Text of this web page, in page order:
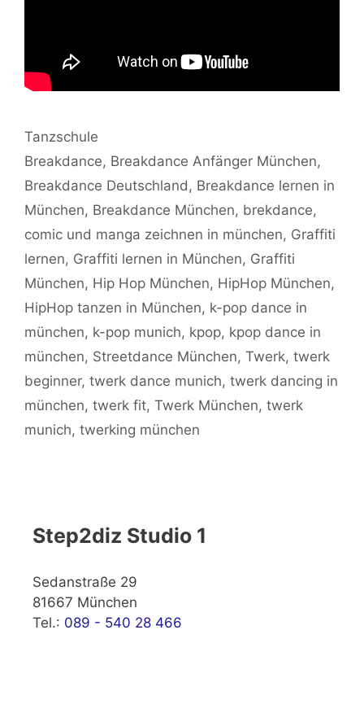
Kategorien
Tanzschule
Schlagwörter
Breakdance, Breakdance Anfänger München,
Breakdance Deutschland, Breakdance lernen in
München, Breakdance München, brekdance,
comic und manga zeichnen in münchen, Graffiti
lernen, Graffiti lernen in München, Graffiti
München, Hip Hop München, HipHop München,
HipHop tanzen in München, k-pop dance in
münchen, k-pop munich, kpop, kpop dance in
münchen, Streetdance München, Twerk, twerk
beginner, twerk dance munich, twerk dancing in
münchen, twerk fit, Twerk München, twerk
munich, twerking münchen
Step2diz Studio 1
Sedanstraße 29
81667 München
Tel.: 089 - 540 28 466